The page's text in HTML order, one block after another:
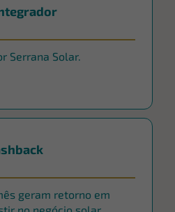
Serrana Solar.
geram retorno em